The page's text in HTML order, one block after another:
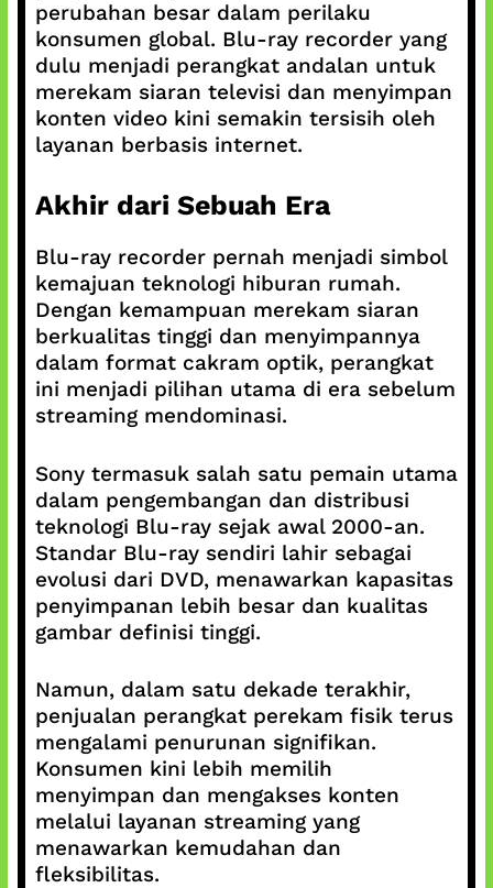
perubahan besar dalam perilaku
konsumen global. Blu-ray recorder yang
dulu menjadi perangkat andalan untuk
merekam siaran televisi dan menyimpan
konten video kini semakin tersisih oleh
layanan berbasis internet.
Akhir dari Sebuah Era
Blu-ray recorder pernah menjadi simbol
kemajuan teknologi hiburan rumah.
Dengan kemampuan merekam siaran
berkualitas tinggi dan menyimpannya
dalam format cakram optik, perangkat
ini menjadi pilihan utama di era sebelum
streaming mendominasi.
Sony termasuk salah satu pemain utama
dalam pengembangan dan distribusi
teknologi Blu-ray sejak awal 2000-an.
Standar Blu-ray sendiri lahir sebagai
evolusi dari DVD, menawarkan kapasitas
penyimpanan lebih besar dan kualitas
gambar definisi tinggi.
Namun, dalam satu dekade terakhir,
penjualan perangkat perekam fisik terus
mengalami penurunan signifikan.
Konsumen kini lebih memilih
menyimpan dan mengakses konten
melalui layanan streaming yang
menawarkan kemudahan dan
fleksibilitas.